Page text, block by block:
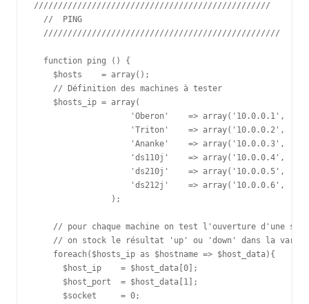
/////////////////////////////////////////////////
  //  PING
  /////////////////////////////////////////////////
  function ping () {
    $hosts    = array();
    // Définition des machines à tester
    $hosts_ip = array(
'Oberon'    => array('10.0.0.1',
'Triton'    => array('10.0.0.2',
'Ananke'    => array('10.0.0.3',
'ds110j'    => array('10.0.0.4',
'ds210j'    => array('10.0.0.5',
'ds212j'    => array('10.0.0.6',
                );
// pour chaque machine on test l'ouverture d'une
// on stock le résultat 'up' ou 'down' dans la
    foreach($hosts_ip as $hostname => $host_data){
      $host_ip    = $host_data[0];
      $host_port  = $host_data[1];
      $socket     = 0;